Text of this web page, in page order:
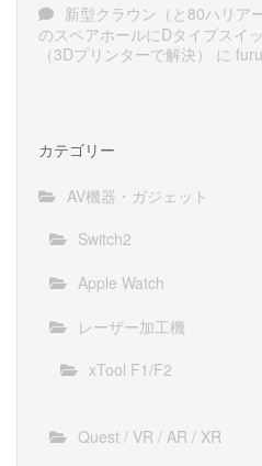
新型クラウン（と80ハリア
のスペアホールにDタイプスイ
（3Dプリンターで解決）
に
カテゴリー
AV機器・ガジェット
Switch2
Apple Watch
レーザー加工機
xTool F1/F2
Quest / VR / AR / XR